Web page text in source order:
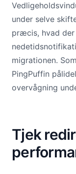
under selve
præcis, hvad
migrationen.
PingPuffin
overvågning
Tjek